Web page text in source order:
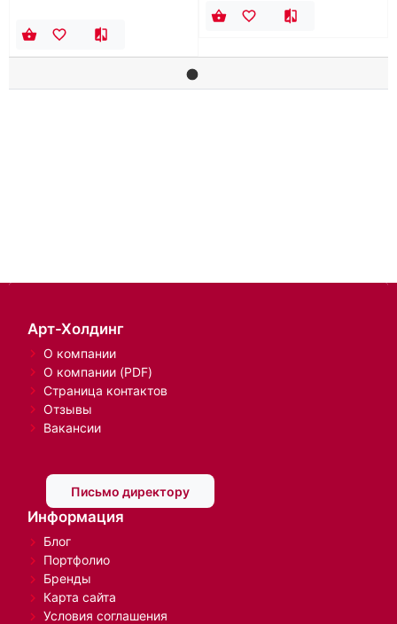
Арт-Холдинг
О компании
О компании (PDF)
Страница контактов
Отзывы
Вакансии
Письмо директору
Информация
Блог
Портфолио
Бренды
Карта сайта
Условия соглашения